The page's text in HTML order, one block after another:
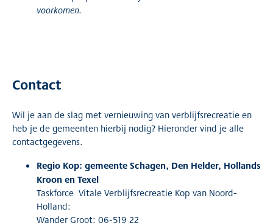
voorkomen.
Contact
Wil je aan de slag met vernieuwing van verblijfsrecreatie en
heb je de gemeenten hierbij nodig? Hieronder vind je alle
contactgegevens.
Regio Kop: gemeente Schagen, Den Helder, Hollands
Kroon en Texel
Taskforce Vitale Verblijfsrecreatie Kop van Noord-
Holland:
Wander Groot: 06-519 22